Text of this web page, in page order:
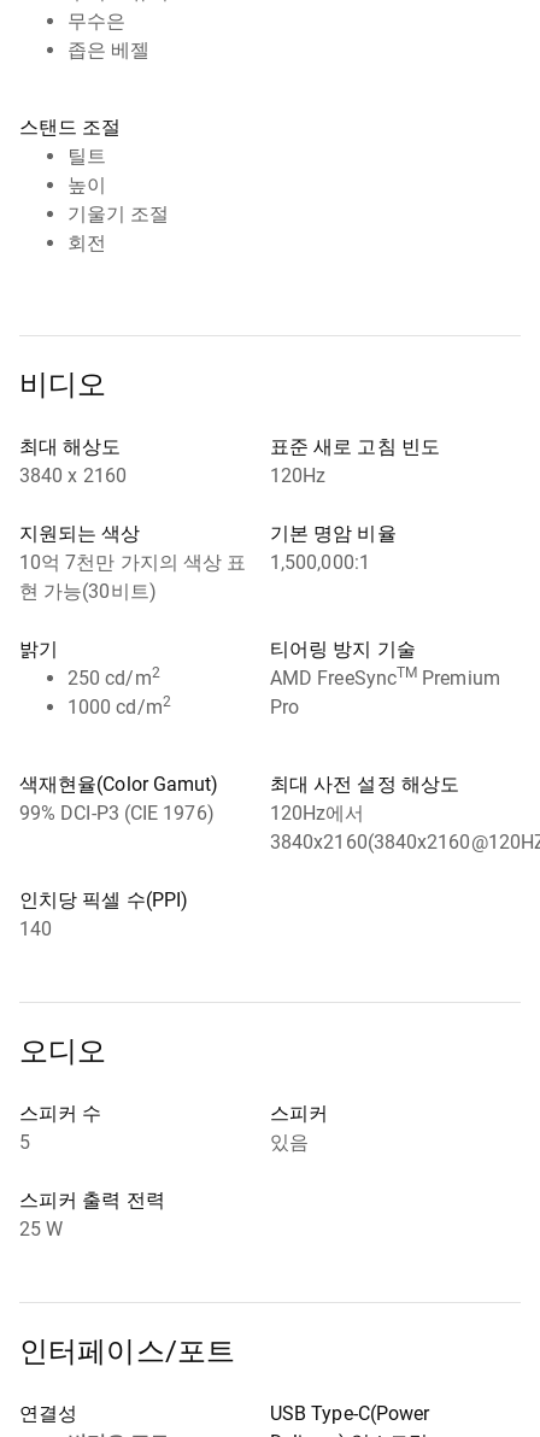
무수은
좁은 베젤
스탠드 조절
틸트
높이
기울기 조절
회전
비디오
최대 해상도
3840 x 2160
표준 새로 고침 빈도
120Hz
지원되는 색상
10억 7천만 가지의 색상 표
현 가능(30비트)
기본 명암 비율
1,500,000:1
밝기
250 cd/m2
1000 cd/m2
티어링 방지 기술
AMD FreeSyncTM Premium
Pro
색재현율(Color Gamut)
99% DCI-P3 (CIE 1976)
최대 사전 설정 해상도
120Hz에서
인치당 픽셀 수(PPI)
140
오디오
스피커 수
5
스피커
있음
스피커 출력 전력
25 W
인터페이스/포트
연결성
USB Type-C(Power